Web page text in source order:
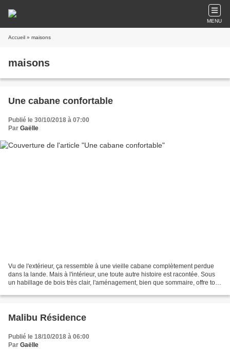
MENU
Accueil » maisons
maisons
Une cabane confortable
Publié le 30/10/2018 à 07:00
Par Gaëlle
Vu de l'extérieur, ça ressemble à une vieille cabane complètement perdue
dans la lande. Mais à l'intérieur, une toute autre histoire est racontée. Sous
un habillage de bois très clair, l'aménagement, bien que sommaire, offre tout
Malibu Résidence
Publié le 18/10/2018 à 06:00
Par Gaëlle